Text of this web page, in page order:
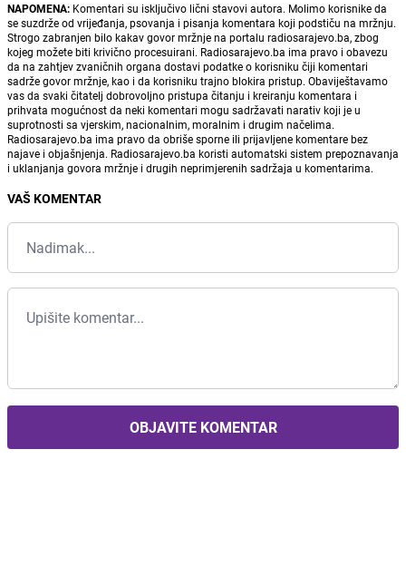
NAPOMENA: Komentari su isključivo lični stavovi autora. Molimo korisnike da
se suzdrže od vrijeđanja, psovanja i pisanja komentara koji podstiču na mržnju.
Strogo zabranjen bilo kakav govor mržnje na portalu radiosarajevo.ba, zbog
kojeg možete biti krivično procesuirani. Radiosarajevo.ba ima pravo i obavezu
da na zahtjev zvaničnih organa dostavi podatke o korisniku čiji komentari
sadrže govor mržnje, kao i da korisniku trajno blokira pristup. Obaviještavamo
vas da svaki čitatelj dobrovoljno pristupa čitanju i kreiranju komentara i
prihvata mogućnost da neki komentari mogu sadržavati narativ koji je u
suprotnosti sa vjerskim, nacionalnim, moralnim i drugim načelima.
Radiosarajevo.ba ima pravo da obriše sporne ili prijavljene komentare bez
najave i objašnjenja. Radiosarajevo.ba koristi automatski sistem prepoznavanja
i uklanjanja govora mržnje i drugih neprimjerenih sadržaja u komentarima.
VAŠ KOMENTAR
OBJAVITE KOMENTAR